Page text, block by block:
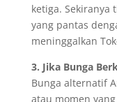
ketiga. Sekiranya
yang pantas
meninggalkan
3. Jika Bunga
Bunga alternatif
atau momen